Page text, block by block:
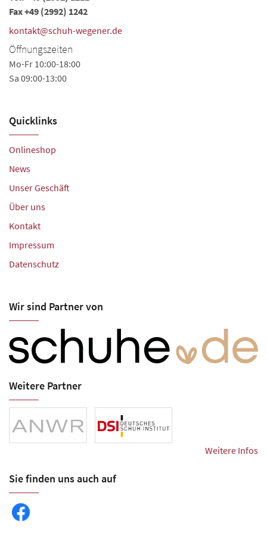
Fax +49 (2992) 1242
kontakt@schuh-wegener.de
Öffnungszeiten
Mo-Fr 10:00-18:00
Sa 09:00-13:00
Quicklinks
Onlineshop
News
Unser Geschäft
Über uns
Kontakt
Impressum
Datenschutz
Wir sind Partner von
Weitere Partner
Weitere Infos
Sie finden uns auch auf